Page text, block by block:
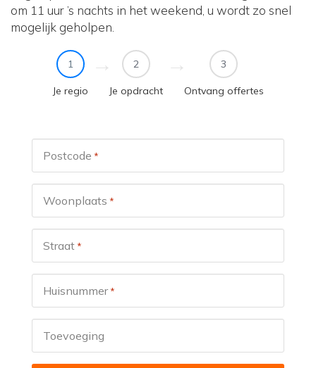
om 11 uur ’s nachts in het weekend, u wordt zo snel
mogelijk geholpen.
1
Je regio
2
Je opdracht
3
Ontvang offertes
Postcode *
Woonplaats *
Straat *
Huisnummer *
Toevoeging